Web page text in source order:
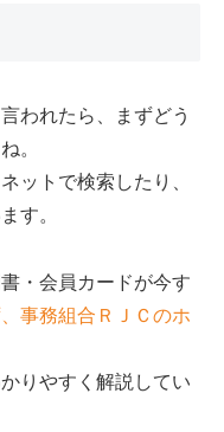
われたら、まずどう
。
ットで検索したり、
す。
・会員カードが今す
事務組合ＲＪＣのホ
りやすく解説してい